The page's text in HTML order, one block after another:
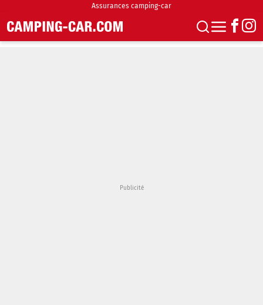
Assurances camping-car